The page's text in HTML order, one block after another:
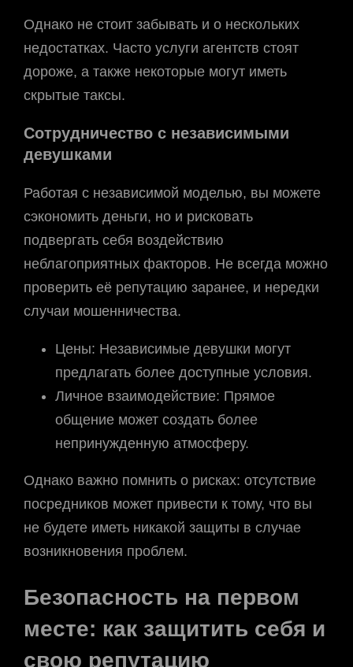
Однако не стоит забывать и о нескольких
недостатках. Часто услуги агентств стоят
дороже, а также некоторые могут иметь
скрытые таксы.
Сотрудничество с независимыми
девушками
Работая с независимой моделью, вы можете
сэкономить деньги, но и рисковать
подвергать себя воздействию
неблагоприятных факторов. Не всегда можно
проверить её репутацию заранее, и нередки
случаи мошенничества.
Цены: Независимые девушки могут
предлагать более доступные условия.
Личное взаимодействие: Прямое
общение может создать более
непринужденную атмосферу.
Однако важно помнить о рисках: отсутствие
посредников может привести к тому, что вы
не будете иметь никакой защиты в случае
возникновения проблем.
Безопасность на первом
месте: как защитить себя и
свою репутацию